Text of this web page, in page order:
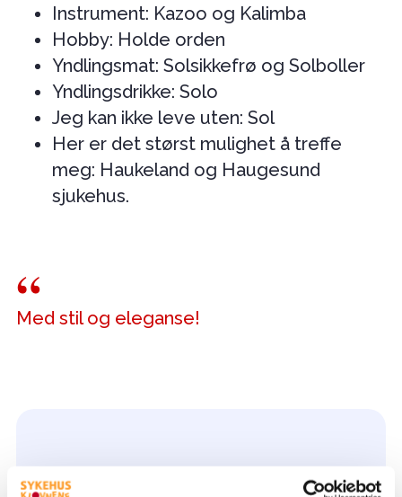
Instrument: Kazoo og Kalimba
Hobby: Holde orden
Yndlingsmat: Solsikkefrø og Solboller
Yndlingsdrikke: Solo
Jeg kan ikke leve uten: Sol
Her er det størst mulighet å treffe
meg: Haukeland og Haugesund
sjukehus.
Med stil og eleganse!